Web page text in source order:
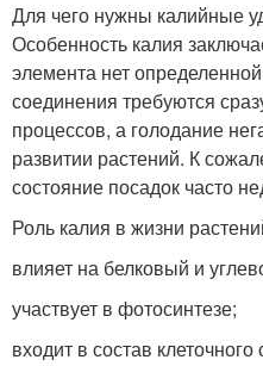
Для чего нужны калийные
Особенность калия
элемента нет
соединения требуются
процессов, а голодание
развитии растений. К
состояние посадок часто
Роль калия в жизни
влияет на белковый и
участвует в фотосинтезе;
входит в состав клеточного